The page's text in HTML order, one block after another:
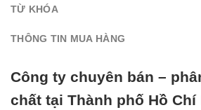
TỪ KHÓA
THÔNG TIN MUA HÀNG
Công ty chuyên bán –
chất tại Thành phố Hồ Chí